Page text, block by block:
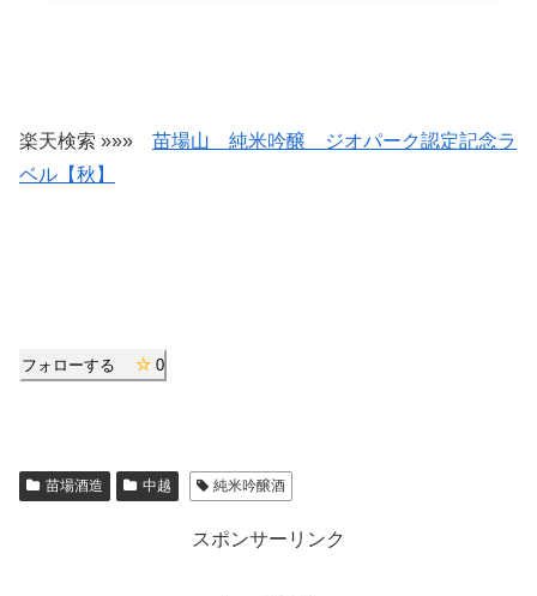
楽天検索 »»» 苗場山 純米吟醸 ジオパーク認定記念ラ
ベル【秋】
フォローする 0
苗場酒造 中越 純米吟醸酒
スポンサーリンク